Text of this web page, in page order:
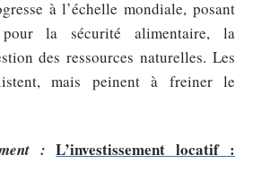
à l’échelle mondiale, posant
la sécurité alimentaire, la
des ressources naturelles. Les
mais peinent à freiner le
: L’investissement locatif :